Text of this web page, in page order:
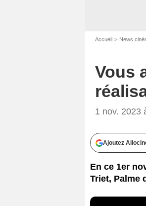
Accueil News
Vous
1 nov. 2023
Ajoutez
En ce 1er
Triet, Palme